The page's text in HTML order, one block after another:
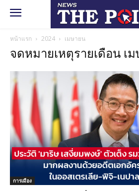
หน้าแรก 2024 เมษายน
จดหมายเหตุรายเดือน เ
การเมือง